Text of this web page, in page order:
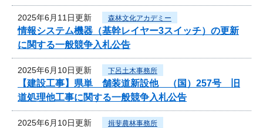
2025年6月11日更新 森林文化アカデミー
情報システム機器（基幹レイヤー3スイッチ）の更新
に関する一般競争入札公告
2025年6月10日更新 下呂土木事務所
【建設工事】県単 舗装道新設他 （国）257号 旧
道処理他工事に関する一般競争入札公告
2025年6月10日更新 揖斐農林事務所